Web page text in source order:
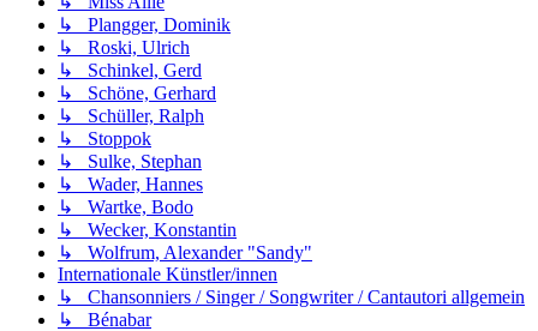
↳ Plangger, Dominik
↳ Roski, Ulrich
↳ Schinkel, Gerd
↳ Schöne, Gerhard
↳ Schüller, Ralph
↳ Stoppok
↳ Sulke, Stephan
↳ Wader, Hannes
↳ Wartke, Bodo
↳ Wecker, Konstantin
↳ Wolfrum, Alexander "Sandy"
Internationale Künstler/innen
↳ Chansonniers / Singer / Songwriter / Cantautori allgemein
↳ Bénabar